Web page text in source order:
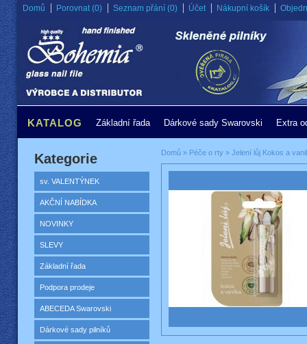
Domů Porovnat (0) Seznam přání (0) Účet Nákupní košík
KATALOG Základní řada Dárkové sady Swarovski Extra
Kategorie
sv. VALENTÝNEK
AKČNÍ NABÍDKA
NOVINKY
SLEVY
Základní řada
Podpora prodeje
ABECEDA Swarovski
Dárkové sady pilníků
Domů » Péče o rty » Jelení lůj Kokos a